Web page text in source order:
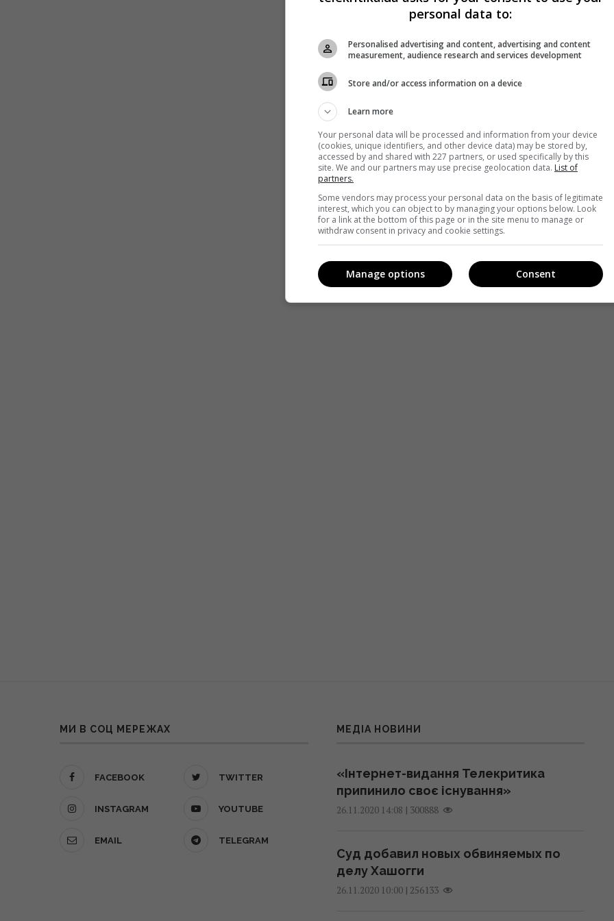
МИ В СОЦ МЕРЕЖАХ
FACEBOOK TWITTER
INSTAGRAM YOUTUBE
EMAIL TELEGRAM
МЕДІА НОВИНИ
«Інтернет-видання Телекритика
припинило своє існування»
26.11.2020 14:08 | 300888
Суд добавил новых обвиняемых по
делу Хашогги
26.11.2020 10:00| 256133
personal data to:
Personalised advertising and content, advertising and content
measurement, audience research and services development
Store and/or access information on a device
Learn more
Your personal data will be processed and information from your device
(cookies, unique identifiers, and other device data) may be stored by,
accessed by and shared with 227 partners, or used specifically by this
site. We and our partners may use precise geolocation data. List of
partners.
Some vendors may process your personal data on the basis of legitimate
interest, which you can object to by managing your options below. Look
for a link at the bottom of this page or in the site menu to manage or
withdraw consent in privacy and cookie settings.
Consent
Manage options